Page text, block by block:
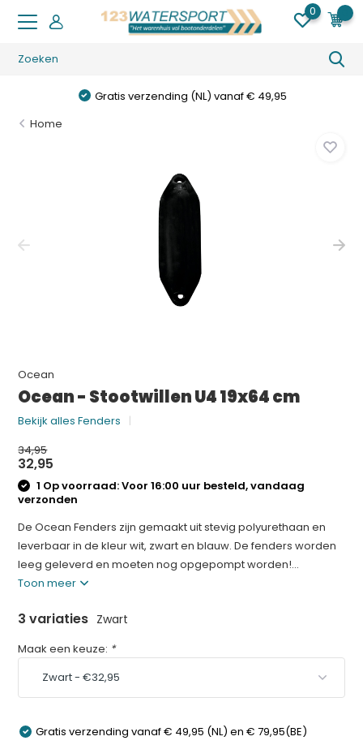
0
Gratis verzending (NL) vanaf € 49,95
Home
Ocean
Ocean - Stootwillen U4 19x64 cm
Bekijk alles Fenders
34,95
32,95
1 Op voorraad: Voor 16:00 uur besteld, vandaag
verzonden
De Ocean Fenders zijn gemaakt uit stevig polyurethaan en
leverbaar in de kleur wit, zwart en blauw. De fenders worden
leeg geleverd en moeten nog opgepompt worden!...
Toon meer
3 variaties Zwart
Maak een keuze: *
Gratis verzending vanaf € 49,95 (NL) en € 79,95(BE)